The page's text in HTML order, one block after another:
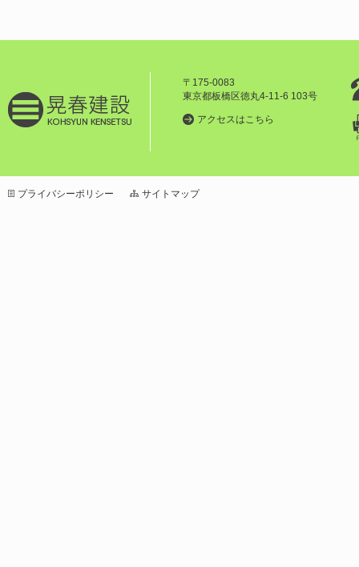
〒175-0083
東京都板橋区徳丸4-11-6 103号
アクセスはこちら
プライバシーポリシー サイトマップ